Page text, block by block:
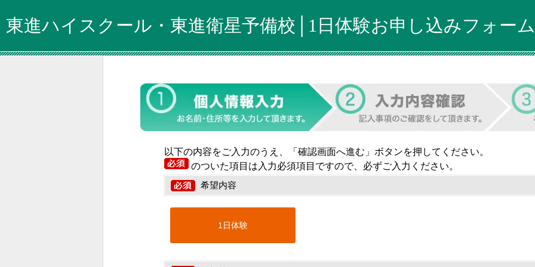
東進ハイスクール・東進衛星予備校│1日体験お申し込みフォーム
以下の内容をご入力のうえ、「確認画面へ進む」ボタンを押してください。
のついた項目は入力必須項目ですので、必ずご入力ください。
希望内容
1日体験